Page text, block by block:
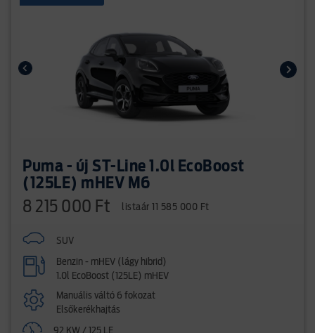
Puma - új ST-Line 1.0l EcoBoost
(125LE) mHEV M6
8 215 000 Ft listaár 11 585 000 Ft
SUV
Benzin - mHEV (lágy hibrid)
1.0l EcoBoost (125LE) mHEV
Manuális váltó 6 fokozat
Elsőkerékhajtás
92 KW / 125 LE